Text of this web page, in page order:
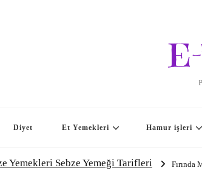
Diyet Et Yemekleri Hamur işleri
Yemekleri Sebze Yemeği Tarifleri Fırında